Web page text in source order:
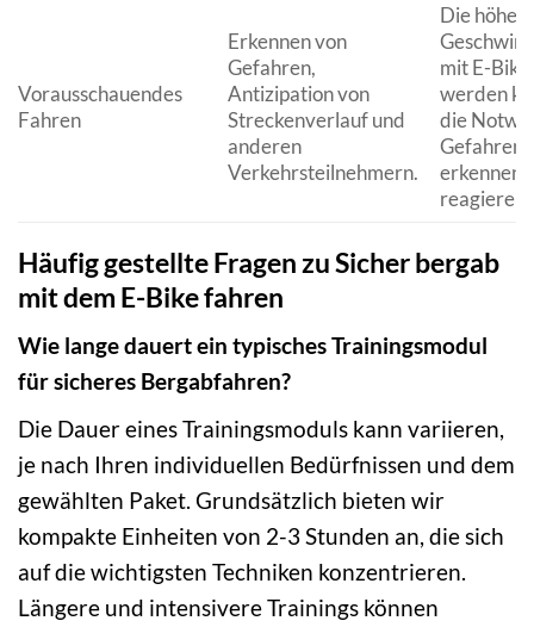
Vorausschauendes
Fahren
Erkennen von
Gefahren,
Antizipation von
Streckenverlauf und
anderen
Verkehrsteilnehmern.
Die
mit E-
werden
die
Gefahren
erkennen
reagieren.
Häufig gestellte Fragen zu Sicher bergab
mit dem E-Bike fahren
Wie lange dauert ein typisches Trainingsmodul
für sicheres Bergabfahren?
Die Dauer eines Trainingsmoduls kann variieren,
je nach Ihren individuellen Bedürfnissen und dem
gewählten Paket. Grundsätzlich bieten wir
kompakte Einheiten von 2-3 Stunden an, die sich
auf die wichtigsten Techniken konzentrieren.
Längere und intensivere Trainings können